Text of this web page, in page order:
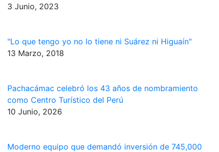
3 Junio, 2023
"Lo que tengo yo no lo tiene ni Suárez ni Higuaín"
13 Marzo, 2018
Pachacámac celebró los 43 años de nombramiento
como Centro Turístico del Perú
10 Junio, 2026
Moderno equipo que demandó inversión de 745,000